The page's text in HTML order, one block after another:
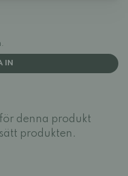
IN
denna produkt
produkten.